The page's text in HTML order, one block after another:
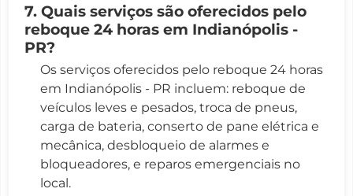
7. Quais serviços são oferecidos pelo
reboque 24 horas em Indianópolis -
PR?
Os serviços oferecidos pelo reboque 24 horas
em Indianópolis - PR incluem: reboque de
veículos leves e pesados, troca de pneus,
carga de bateria, conserto de pane elétrica e
mecânica, desbloqueio de alarmes e
bloqueadores, e reparos emergenciais no
local.